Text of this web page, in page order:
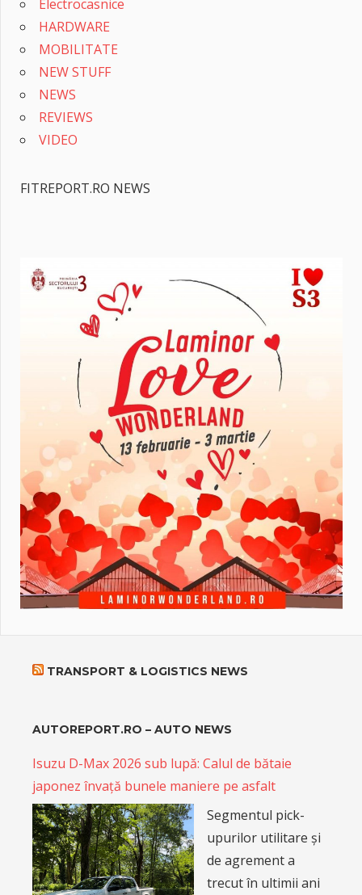
Electrocasnice
HARDWARE
MOBILITATE
NEW STUFF
NEWS
REVIEWS
VIDEO
FITREPORT.RO NEWS
TRANSPORT & LOGISTICS NEWS
AUTOREPORT.RO – AUTO NEWS
Isuzu D-Max 2026 sub lupă: Calul de bătaie
japonez învață bunele maniere pe asfalt
Segmentul pick-
upurilor utilitare și
de agrement a
trecut în ultimii ani